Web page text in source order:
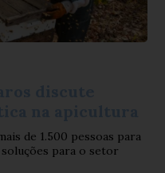
de 1.500 pessoas para
para o setor